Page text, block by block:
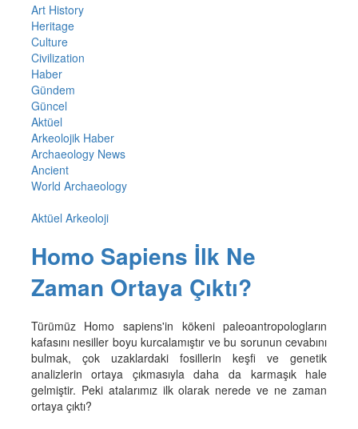
Art History
Heritage
Culture
Civilization
Haber
Gündem
Güncel
Aktüel
Arkeolojik Haber
Archaeology News
Ancient
World Archaeology
Aktüel Arkeoloji
Homo Sapiens İlk Ne
Zaman Ortaya Çıktı?
Türümüz Homo sapiens'in kökeni paleoantropologların
kafasını nesiller boyu kurcalamıştır ve bu sorunun cevabını
bulmak, çok uzaklardaki fosillerin keşfi ve genetik
analizlerin ortaya çıkmasıyla daha da karmaşık hale
gelmiştir. Peki atalarımız ilk olarak nerede ve ne zaman
ortaya çıktı?